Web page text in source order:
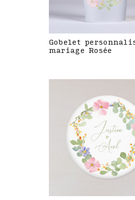
Gobelet
mariage Rosée